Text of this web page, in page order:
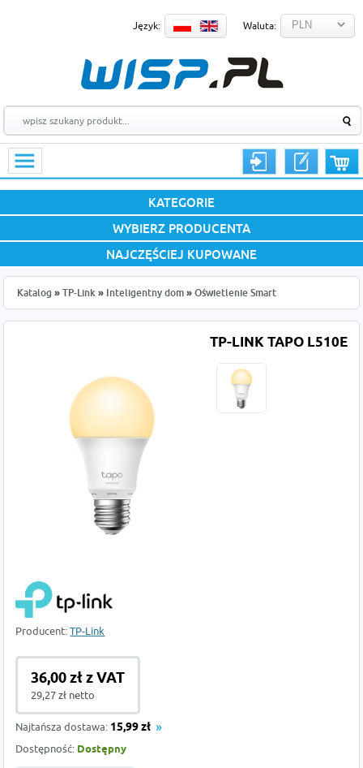
Język: Waluta:
KATEGORIE
WYBIERZ PRODUCENTA
NAJCZĘŚCIEJ KUPOWANE
Katalog » TP-Link » Inteligentny dom » Oświetlenie Smart
TP-LINK TAPO L510E
Producent:TP-Link
36,00 zł z VAT
29,27 zł netto
Najtańsza dostawa: 15,99 zł
Dostępność: Dostępny